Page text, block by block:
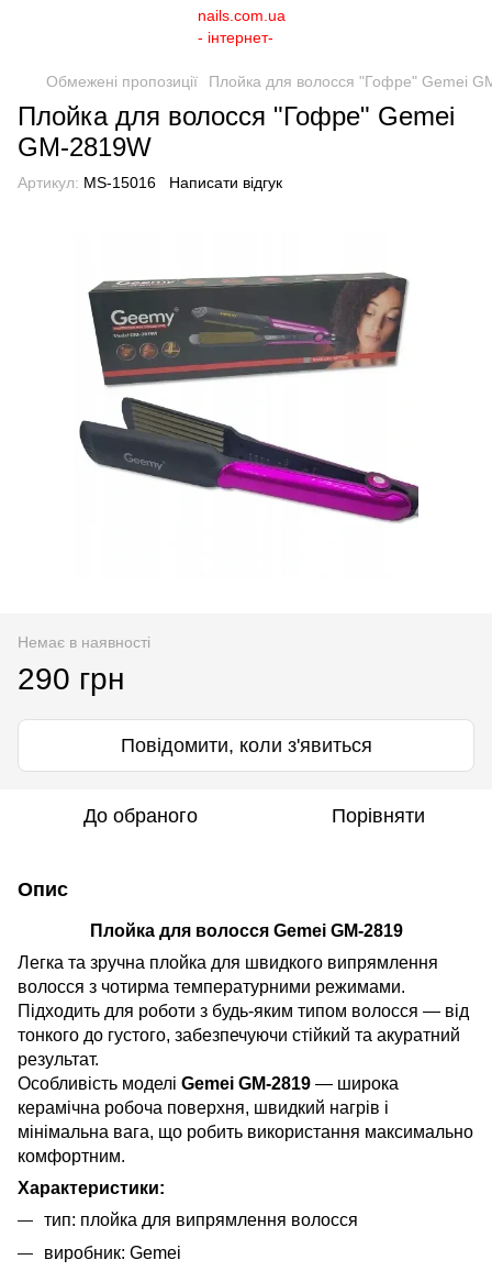
Обмежені пропозиції Плойка для волосся "Гофре" Gemei
Плойка для волосся "Гофре" Gemei
GM-2819W
Артикул: MS-15016 Написати відгук
Немає в наявності
290 грн
Повідомити, коли з'явиться
До обраного Порівняти
Опис
Плойка для волосся Gemei GM-2819
Легка та зручна плойка для швидкого випрямлення
волосся з чотирма температурними режимами.
Підходить для роботи з будь-яким типом волосся — від
тонкого до густого, забезпечуючи стійкий та акуратний
результат.
Особливість моделі Gemei GM-2819 — широка
керамічна робоча поверхня, швидкий нагрів і
мінімальна вага, що робить використання максимально
комфортним.
Характеристики:
тип: плойка для випрямлення волосся
виробник: Gemei